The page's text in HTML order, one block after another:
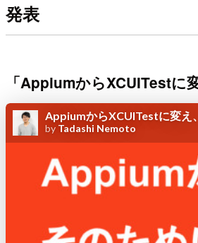
発表
「AppiumからXCUITest